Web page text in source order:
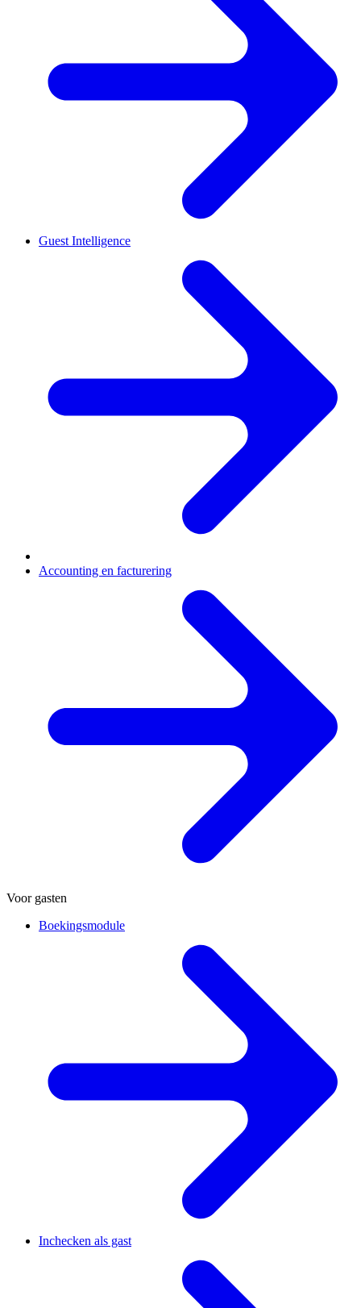
Guest Intelligence
Accounting en facturering
Voor gasten
Boekingsmodule
Inchecken als gast